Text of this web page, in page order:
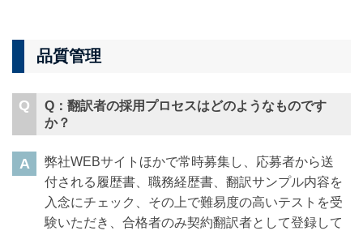
品質管理
Q：翻訳者の採用プロセスはどのようなものです
か？
弊社WEBサイトほかで常時募集し、応募者から送
付される履歴書、職務経歴書、翻訳サンプル内容を
入念にチェック、その上で難易度の高いテストを受
験いただき、合格者のみ契約翻訳者として登録して